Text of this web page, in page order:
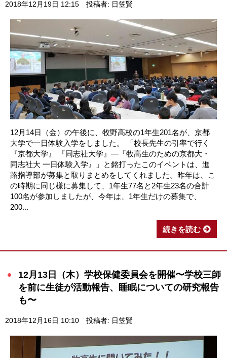
2018年12月19日 12:15 投稿者: 日笠賢
12月14日（金）の午後に、牧野高校の1年生201名が、京都
大学で一日体験入学をしました。 「校長先生の引率で行く
『京都大学』 『同志社大学』―『牧高生のための京都大・
同志社大 一日体験入学』」と銘打ったこのイベントは、進
路指導部が募集と取りまとめをしてくれました。昨年は、こ
の時期に同じ様に募集して、1年生77名と2年生23名の合計
100名が参加しましたが、今年は、1年生だけの募集で、
200...
続きを読む
12月13日（木）学校保健委員会を開催〜学校三師
を前に生徒が活動報告、睡眠についての研究報告
も〜
2018年12月16日 10:10 投稿者: 日笠賢